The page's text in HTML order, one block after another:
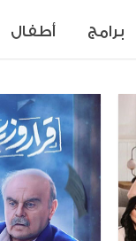
برامج أطفال